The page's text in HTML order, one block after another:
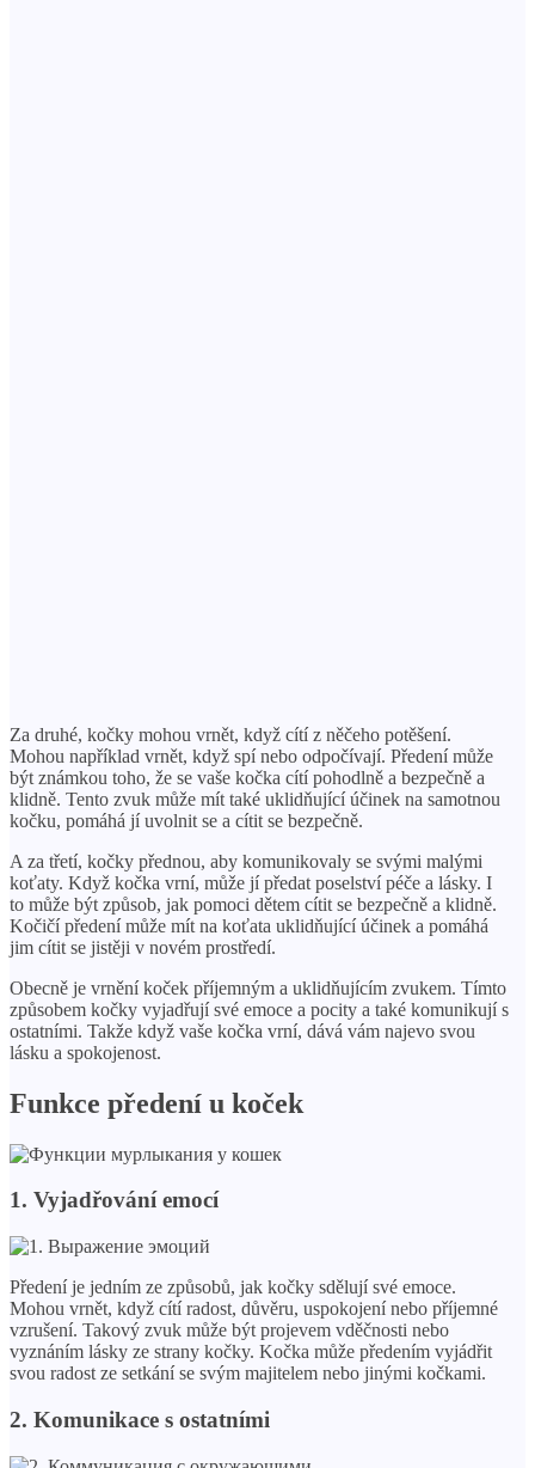
Za druhé, kočky mohou vrnět, když cítí z něčeho potěšení.
Mohou například vrnět, když spí nebo odpočívají. Předení může
být známkou toho, že se vaše kočka cítí pohodlně a bezpečně a
klidně. Tento zvuk může mít také uklidňující účinek na samotnou
kočku, pomáhá jí uvolnit se a cítit se bezpečně.
A za třetí, kočky přednou, aby komunikovaly se svými malými
koťaty. Když kočka vrní, může jí předat poselství péče a lásky. I
to může být způsob, jak pomoci dětem cítit se bezpečně a klidně.
Kočičí předení může mít na koťata uklidňující účinek a pomáhá
jim cítit se jistěji v novém prostředí.
Obecně je vrnění koček příjemným a uklidňujícím zvukem. Tímto
způsobem kočky vyjadřují své emoce a pocity a také komunikují s
ostatními. Takže když vaše kočka vrní, dává vám najevo svou
lásku a spokojenost.
Funkce předení u koček
1. Vyjadřování emocí
Předení je jedním ze způsobů, jak kočky sdělují své emoce.
Mohou vrnět, když cítí radost, důvěru, uspokojení nebo příjemné
vzrušení. Takový zvuk může být projevem vděčnosti nebo
vyznáním lásky ze strany kočky. Kočka může předením vyjádřit
svou radost ze setkání se svým majitelem nebo jinými kočkami.
2. Komunikace s ostatními